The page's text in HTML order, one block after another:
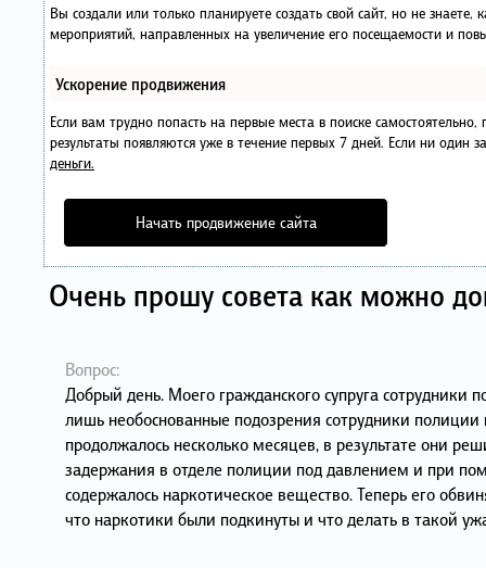
Вы создали или только планируете создать свой сайт, но не
мероприятий, направленных на увеличение его посещаемости и
Ускорение продвижения
Если вам трудно попасть на первые места в поиске
результаты появляются уже в течение первых 7 дней. Если ни один
деньги.
Начать продвижение сайта
Очень прошу совета как можно
Вопрос:
Добрый день. Моего гражданского супруга сотрудники
лишь необоснованные подозрения сотрудники полиции
продолжалось несколько месяцев, в результате они
задержания в отделе полиции под давлением и при
содержалось наркотическое вещество. Теперь его
что наркотики были подкинуты и что делать в такой